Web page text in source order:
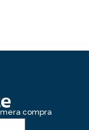
compra